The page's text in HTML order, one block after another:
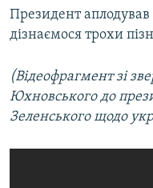
Президент
дізнаємося трохи
(Відеофрагмент зі
Юхновського до
Зеленського щодо